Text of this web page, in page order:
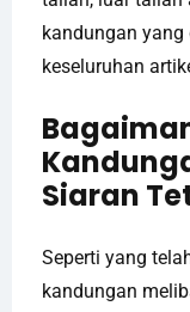
kandungan
keseluruhan
Siaran
Seperti yang
kandungan